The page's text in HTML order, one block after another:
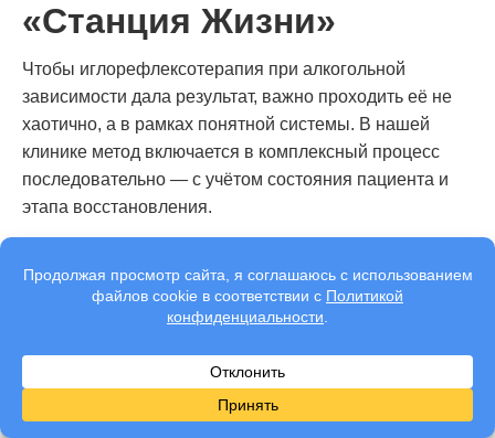
«Станция Жизни»
Чтобы иглорефлексотерапия при алкогольной
зависимости дала результат, важно проходить её не
хаотично, а в рамках понятной системы. В нашей
клинике метод включается в комплексный процесс
последовательно — с учётом состояния пациента и
этапа восстановления.
Первичная консультация.
Подбор схемы лечения.
Контроль динамики и корректировка.
Закрепление результата.